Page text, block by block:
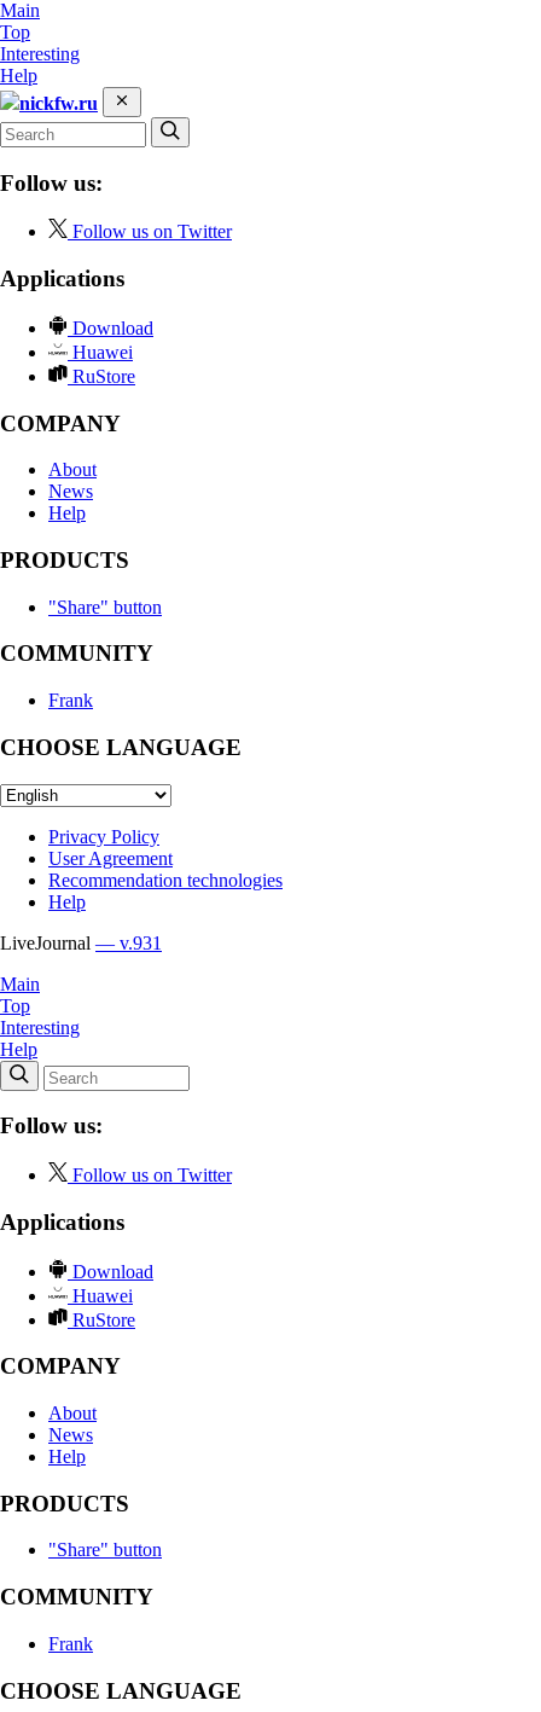
Main
Top
Interesting
Help
nickfw.ru
Follow us:
Follow us on Twitter
Applications
Download
Huawei
RuStore
COMPANY
About
News
Help
PRODUCTS
"Share" button
COMMUNITY
Frank
CHOOSE LANGUAGE
Privacy Policy
User Agreement
Recommendation technologies
Help
LiveJournal — v.931
Main
Top
Interesting
Help
Follow us:
Follow us on Twitter
Applications
Download
Huawei
RuStore
COMPANY
About
News
Help
PRODUCTS
"Share" button
COMMUNITY
Frank
CHOOSE LANGUAGE